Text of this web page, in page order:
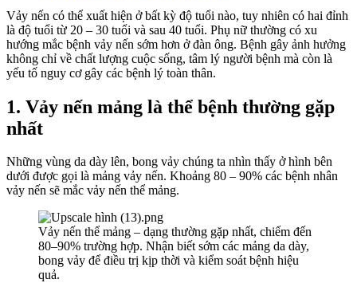
Vảy nến có thể xuất hiện ở bất kỳ độ tuổi nào, tuy nhiên có hai đỉnh
là độ tuổi từ 20 – 30 tuổi và sau 40 tuổi. Phụ nữ thường có xu
hướng mắc bệnh vảy nến sớm hơn ở đàn ông. Bệnh gây ảnh hưởng
không chỉ về chất lượng cuộc sống, tâm lý người bệnh mà còn là
yếu tố nguy cơ gây các bệnh lý toàn thân.
1. Vảy nến mảng là thể bệnh thường gặp
nhất
Những vùng da dày lên, bong vảy chúng ta nhìn thấy ở hình bên
dưới được gọi là mảng vảy nến. Khoảng 80 – 90% các bệnh nhân
vảy nến sẽ mắc vảy nến thể mảng.
Vảy nến thể mảng – dạng thường gặp nhất, chiếm đến
80–90% trường hợp. Nhận biết sớm các mảng da dày,
bong vảy để điều trị kịp thời và kiểm soát bệnh hiệu
quả.